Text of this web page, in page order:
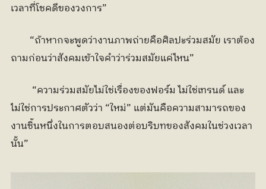
เวลาที่โชคดีของวงการ”
ถามก่อนว่าสังคมเข้าใจคำว่าร่วมสมัยแค่ไหน”
ไม่ใช่การประกาศตัวว่า “ใหม่” แต่มันคือความสามารถของ
งานชิ้นหนึ่งในการตอบสนองต่อบริบทของสังคมในช่วงเวลา
นั้น”